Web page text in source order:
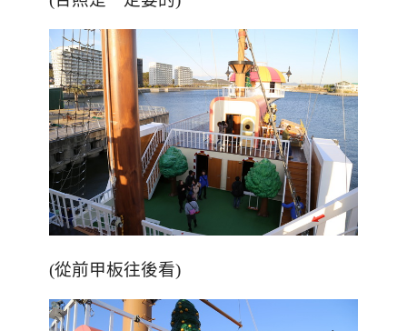
(從前甲板往後看)